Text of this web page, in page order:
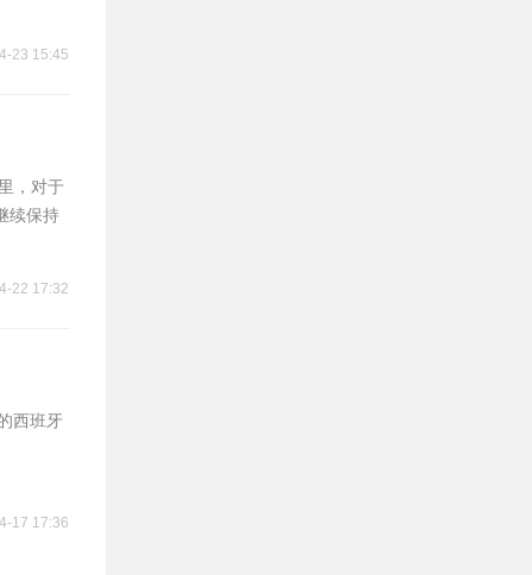
23 15:45
，对于
续保持
22 17:32
西班牙
17 17:36